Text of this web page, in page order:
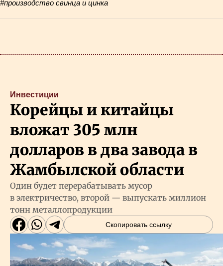
#производство свинца и цинка
Инвестиции
Корейцы и китайцы
вложат 305 млн
долларов в два завода в
Жамбылской области
Один будет перерабатывать мусор
в электричество, второй — выпускать миллион
тонн металлопродукции
Скопировать ссылку